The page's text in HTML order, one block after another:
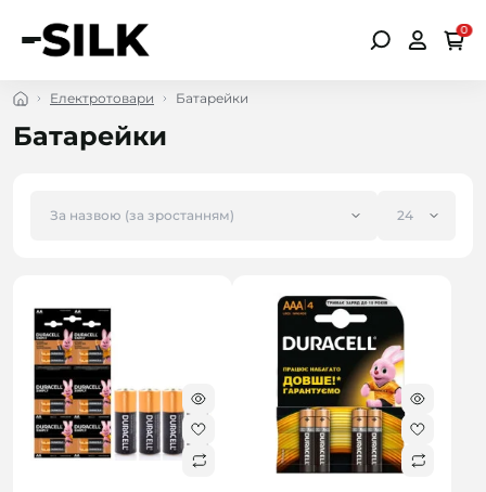
0
Електротовари Батарейки
Батарейки